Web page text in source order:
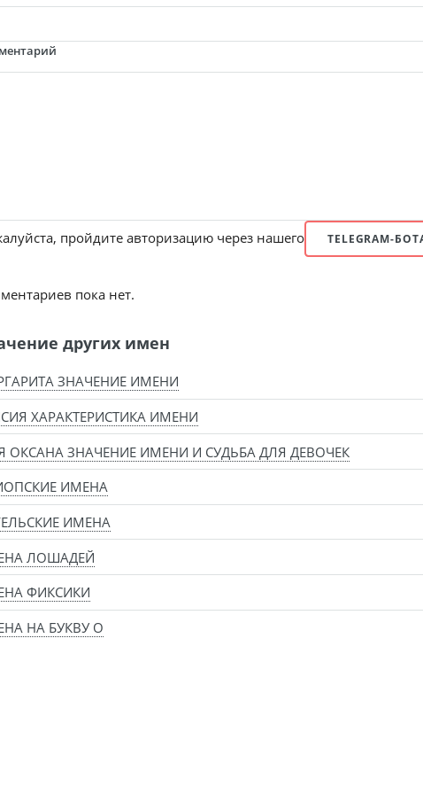
пройдите авторизацию через нашего TELEGRAM-
пока нет.
других имен
ЗНАЧЕНИЕ ИМЕНИ
ХАРАКТЕРИСТИКА ИМЕНИ
ОКСАНА ЗНАЧЕНИЕ ИМЕНИ И СУДЬБА ДЛЯ ДЕВОЧЕК
ИМЕНА
ИМЕНА
ЛОШАДЕЙ
ФИКСИКИ
НА БУКВУ О